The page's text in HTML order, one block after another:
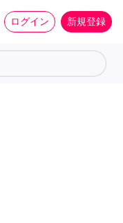
ログイン 新規登録